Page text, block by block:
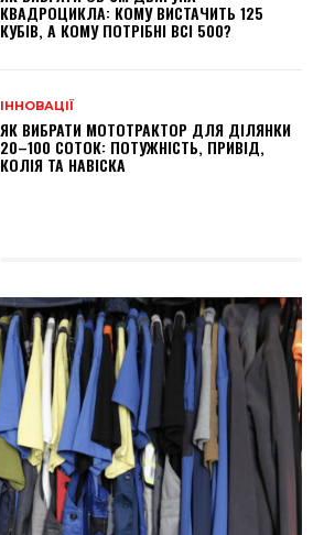
КВАДРОЦИКЛА: КОМУ ВИСТАЧИТЬ 125
КУБІВ, А КОМУ ПОТРІБНІ ВСІ 500?
ІННОВАЦІЇ
ЯК ВИБРАТИ МОТОТРАКТОР ДЛЯ ДІЛЯНКИ
20–100 СОТОК: ПОТУЖНІСТЬ, ПРИВІД,
КОЛІЯ ТА НАВІСКА